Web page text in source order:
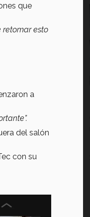
que
retomar esto
a
del salón
con su